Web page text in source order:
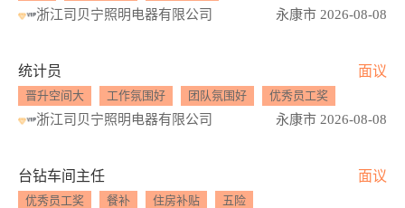
浙江司贝宁照明电器有限公司 永康市 2026-08-08
统计员 面议
晋升空间大 工作氛围好 团队氛围好 优秀员工奖
浙江司贝宁照明电器有限公司 永康市 2026-08-08
台钻车间主任 面议
优秀员工奖 餐补 住房补贴 五险